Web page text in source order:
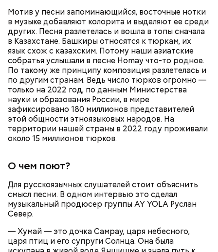
Мотив у песни запоминающийся, восточные нотки
в музыке добавляют колорита и выделяют ее среди
других. Песня разлетелась и вошла в топы сначала
в Казахстане. Башкиры относятся к тюркам, их
язык схож с казахским. Потому наши азиатские
собратья услышали в песне Homay что-то родное.
По такому же принципу композиция разлетелась и
по другим странам. Ведь число тюрков огромно —
только на 2022 год, по данным Министерства
науки и образования России, в мире
зафиксировано 180 миллионов представителей
этой общности этноязыковых народов. На
территории нашей страны в 2022 году проживали
около 15 миллионов тюрков.
О чем поют?
Для русскоязычных слушателей стоит объяснить
смысл песни. В одном интервью это сделал
музыкальный продюсер группы AY YOLA Руслан
Север.
— Хумай — это дочка Самрау, царя небесного,
царя птиц и его супруги Солнца. Она была
— Кабачки нужно натереть длинными слайсами
(это можно сделать на специальной терке),
похожими на спагетти, и уложить в противень.
Дальше нужно добавить немного растительного
масла, соль, а сверху бросить хаотично
порезанную брынзу. Затем добавляются помидоры
— Там может содержаться огромное количество
нитратов, которое вызовет головокружение,
гипоксию и ухудшение физического состояния, —
Также не нужно есть дыню до корки, потому что
именно там скапливаются нитраты. И важно
тщательно ее мыть, чтобы не отравиться, добавила
собеседница «ВМ».